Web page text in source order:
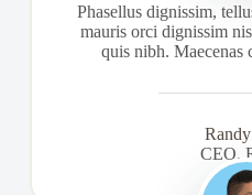
Phasellus dignissim,
mauris orci dignissim
quis nibh. Maecenas
CEO,